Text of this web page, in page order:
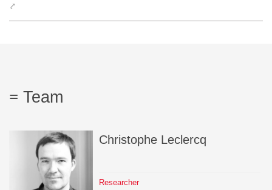
FR|EN
⤤
Team
Christophe Leclercq
Researcher